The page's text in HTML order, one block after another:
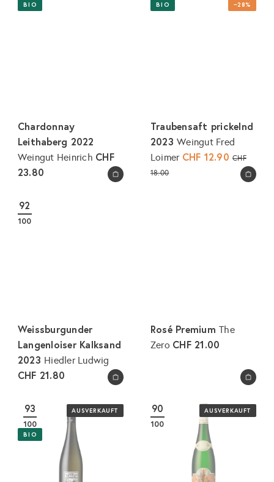
In den Warenkorb legen
BIO
Chardonnay
Leithaberg 2022
Weingut Heinrich CHF
23.80
In den Warenkorb legen
−28%
BIO
Traubensaft prickelnd
2023Weingut Fred
Loimer S
CHF 12.90N
s
CHF
18.00
In den Warenkorb legen
92
100
Weissburgunder
Langenloiser Kalksand
2023 Hiedler Ludwig
CHF 21.80 In den Warenkorb legen
Rosé PremiumThe
Zero CHF 21.00
AUSVERKAUFT
93
100
BIO
AUSVERKAUFT
90
100